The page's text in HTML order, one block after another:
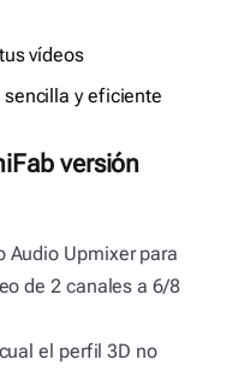
vídeos
y eficiente
versión
Audio Upmixer para
de 2 canales a 6/8
el perfil 3D no